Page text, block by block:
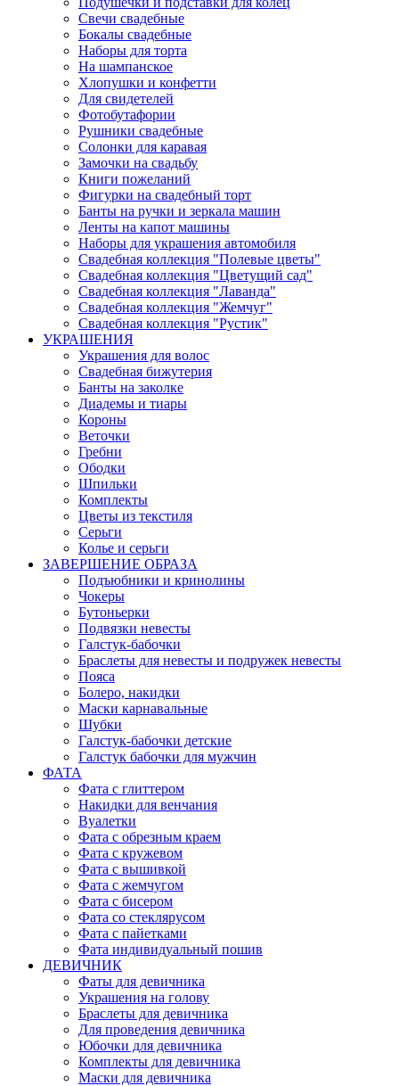
Свечи свадебные
Бокалы свадебные
Наборы для торта
На шампанское
Хлопушки и конфетти
Для свидетелей
Фотобутафории
Рушники свадебные
Солонки для каравая
Замочки на свадьбу
Книги пожеланий
Фигурки на свадебный торт
Банты на ручки и зеркала машин
Ленты на капот машины
Наборы для украшения автомобиля
Свадебная коллекция "Полевые цветы"
Свадебная коллекция "Цветущий сад"
Свадебная коллекция "Лаванда"
Свадебная коллекция "Жемчуг"
Свадебная коллекция "Рустик"
УКРАШЕНИЯ
Украшения для волос
Свадебная бижутерия
Банты на заколке
Диадемы и тиары
Короны
Веточки
Гребни
Ободки
Шпильки
Комплекты
Цветы из текстиля
Серьги
Колье и серьги
ЗАВЕРШЕНИЕ ОБРАЗА
Подъюбники и кринолины
Чокеры
Бутоньерки
Подвязки невесты
Галстук-бабочки
Браслеты для невесты и подружек невесты
Пояса
Болеро, накидки
Маски карнавальные
Шубки
Галстук-бабочки детские
Галстук бабочки для мужчин
ФАТА
Фата с глиттером
Накидки для венчания
Вуалетки
Фата с обрезным краем
Фата с кружевом
Фата с вышивкой
Фата с жемчугом
Фата с бисером
Фата со стеклярусом
Фата с пайетками
Фата индивидуальный пошив
ДЕВИЧНИК
Фаты для девичника
Украшения на голову
Браслеты для девичника
Для проведения девичника
Юбочки для девичника
Комплекты для девичника
Маски для девичника